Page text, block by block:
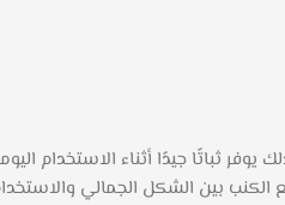
ثباتًا جيدًا أثناء الاستخدام
بين الشكل الجمالي